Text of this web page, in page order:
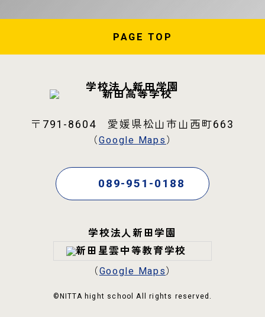
PAGE TOP
学校法人新田学園
〒791-8604 愛媛県松山市山西町663
（Google Maps）
089-951-0188
学校法人新田学園
（Google Maps）
©NITTA hight school All rights reserved.